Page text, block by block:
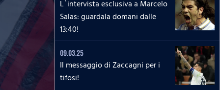
L`intervista esclusiva a Marcelo
Salas: guardala domani dalle
13:40!
09.03.25
Il messaggio di Zaccagni per i
tifosi!